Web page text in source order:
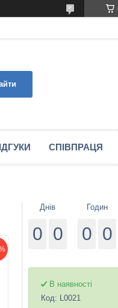
СПIВПРАЦЯ
Днів
0 0
Годин
0 0
В наявності
Код: L0021